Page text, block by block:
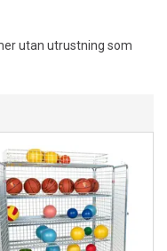
utan utrustning som